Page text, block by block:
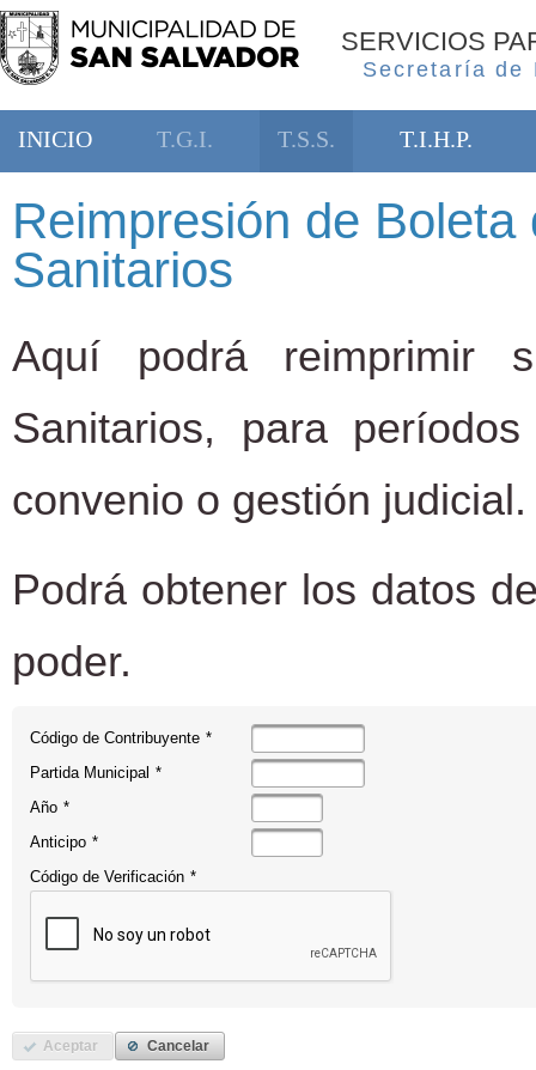
SERVICIOS
Secretaría de
INICIO T.G.I. T.S.S. T.I.H.P.
Reimpresión de
Sanitarios
Aquí podrá reimprimir
Sanitarios, para
convenio o gestión judicial.
Podrá obtener los datos
poder.
Código de Contribuyente *
Partida Municipal *
Año *
Anticipo *
Código de Verificación *
Aceptar Cancelar